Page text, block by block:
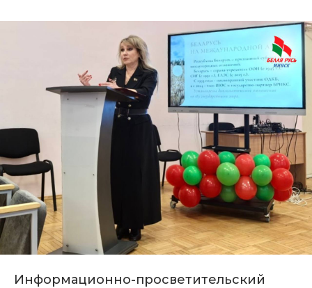
Информационно-просветительский